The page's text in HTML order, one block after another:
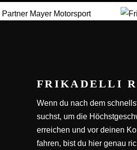
FRIKADELLI
Wenn du nach dem
suchst, um die
erreichen und vor deinen
fahren, bist du hier genau